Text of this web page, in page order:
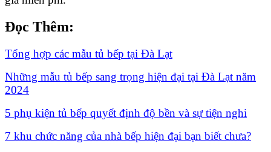
Đọc Thêm:
Tổng hợp các mẫu tủ bếp tại Đà Lạt
Những mẫu tủ bếp sang trọng hiện đại tại Đà Lạt năm
2024
5 phụ kiện tủ bếp quyết định độ bền và sự tiện nghi
7 khu chức năng của nhà bếp hiện đại bạn biết chưa?